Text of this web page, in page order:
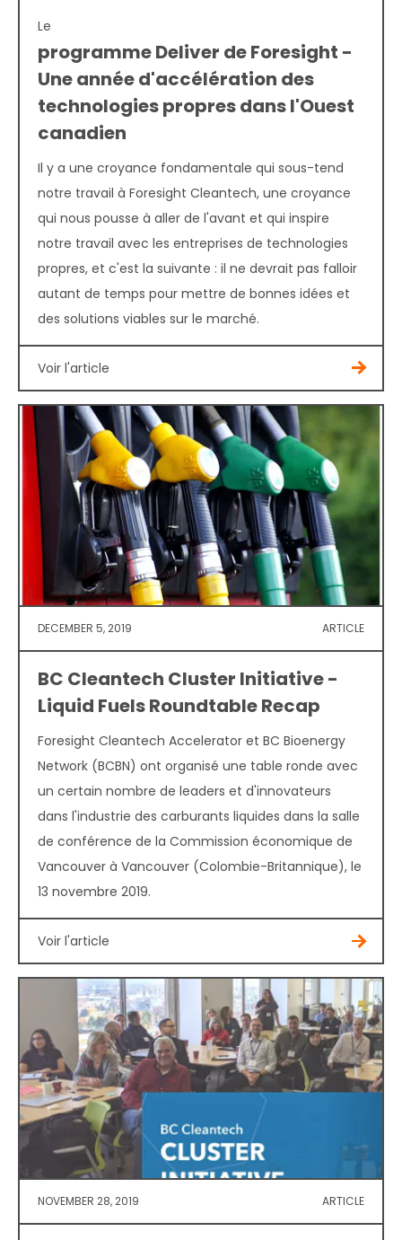
Le
programme Deliver de Foresight -
Une année d'accélération des
technologies propres dans l'Ouest
canadien
Il y a une croyance fondamentale qui sous-tend
notre travail à Foresight Cleantech, une croyance
qui nous pousse à aller de l'avant et qui inspire
notre travail avec les entreprises de technologies
propres, et c'est la suivante : il ne devrait pas falloir
autant de temps pour mettre de bonnes idées et
des solutions viables sur le marché.
Voir l'article
DECEMBER 5, 2019 ARTICLE
BC Cleantech Cluster Initiative -
Liquid Fuels Roundtable Recap
Foresight Cleantech Accelerator et BC Bioenergy
Network (BCBN) ont organisé une table ronde avec
un certain nombre de leaders et d'innovateurs
dans l'industrie des carburants liquides dans la salle
de conférence de la Commission économique de
Vancouver à Vancouver (Colombie-Britannique), le
13 novembre 2019.
Voir l'article
NOVEMBER 28, 2019 ARTICLE